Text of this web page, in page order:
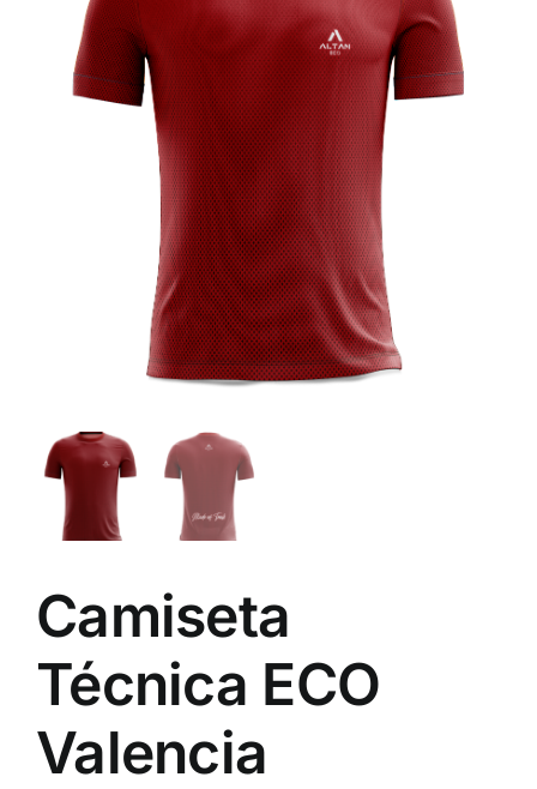
ALTAN QR
Sanitario
TRABAJOS REALIZADOS
CATÁLOGOS
Camiseta
Técnica ECO
Valencia